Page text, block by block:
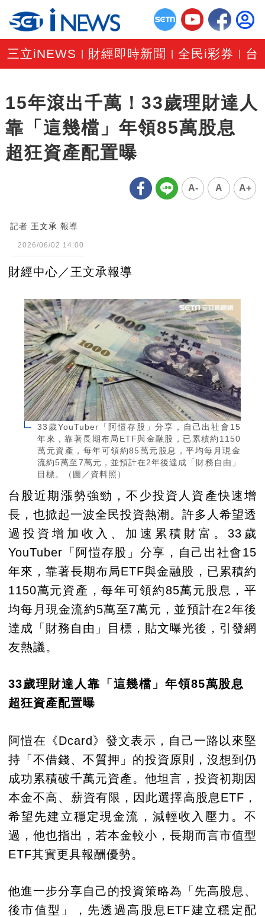
三立iNEWS 財經即時新聞 |全民i彩券 台
15年滾出千萬！33歲理財達人
靠「這幾檔」年領85萬股息
超狂資產配置曝
A- A A+
記者 王文承 報導
2026/06/02 14:00
財經中心／王文承報導
33歲YouTuber「阿愷存股」分享，自己出社會15
年來，靠著長期布局ETF與金融股，已累積約1150
萬元資產，每年可領約85萬元股息，平均每月現金
流約5萬至7萬元，並預計在2年後達成「財務自由」
目標。（圖／資料照）
台股近期漲勢強勁，不少投資人資產快速增
長，也掀起一波全民投資熱潮。許多人希望透
過投資增加收入、加速累積財富。33歲
YouTuber「阿愷存股」分享，自己出社會15
年來，靠著長期布局ETF與金融股，已累積約
1150萬元資產，每年可領約85萬元股息，平
均每月現金流約5萬至7萬元，並預計在2年後
達成「財務自由」目標，貼文曝光後，引發網
友熱議。
33歲理財達人靠「這幾檔」年領85萬股息
超狂資產配置曝
阿愷在《Dcard》發文表示，自己一路以來堅
持「不借錢、不質押」的投資原則，沒想到仍
成功累積破千萬元資產。他坦言，投資初期因
本金不高、薪資有限，因此選擇高股息ETF，
希望先建立穩定現金流，減輕收入壓力。不
過，他也指出，若本金較小，長期而言市值型
ETF其實更具報酬優勢。
他進一步分享自己的投資策略為「先高股息、
後市值型」，先透過高股息ETF建立穩定配